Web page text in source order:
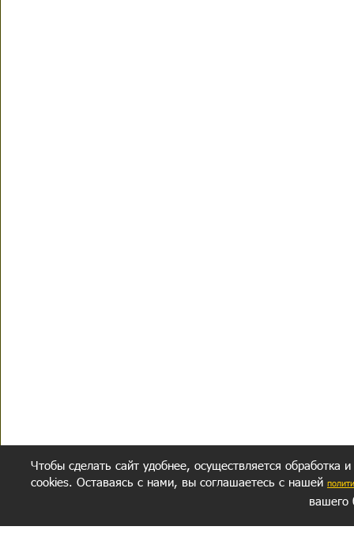
Чтобы сделать сайт удобнее, осуществляется обработка
cookies. Оставаясь с нами, вы соглашаетесь с нашей
вашего